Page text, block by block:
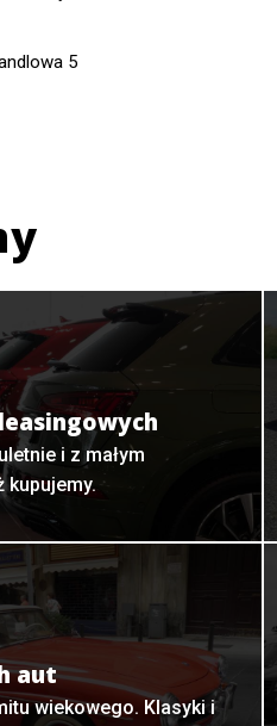
5
i z małym
kupujemy.
aut
wiekowego. Klasyki i